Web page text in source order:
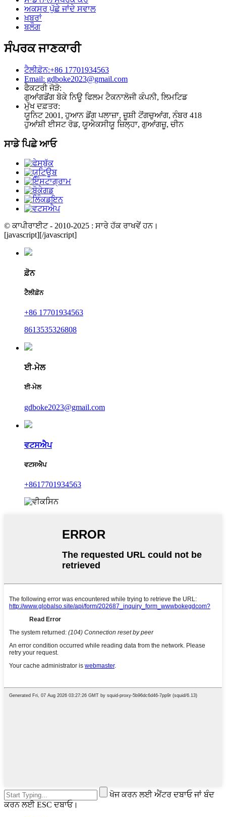
ਅਕਸਰ ਪੁੱਛੇ ਜਾਂਦੇ ਸਵਾਲ
ਖ਼ਬਰਾਂ
ਬਲੌਗ
ਸੰਪਰਕ ਜਾਣਕਾਰੀ
ਟੈਲੀਫ਼ੋਨ:+86 17701934563
Email: gdboke2023@gmail.com
ਫੈਕਟਰੀ ਜੋੜੋ:
ਗੁਆਂਗਡੋਂਗ ਬੋਕੇ ਨਿਊ ਫਿਲਮ ਟੈਕਨਾਲੋਜੀ ਕੰਪਨੀ, ਲਿਮਟਿਡ
ਮੁੱਖ ਦਫ਼ਤਰ:
ਯੂਨਿਟ 2001, ਹੁਆਨ ਡੋਂਗ ਪਲਾਜ਼ਾ, ਜ਼ੂਸ਼ੀ ਟੋਂਗਚੁਆਂਗ, ਨੰਬਰ 418
ਹੁਆਂਸ਼ੀ ਈਸਟ ਰੋਡ, ਯੂਐਕਸੀਯੂ ਜ਼ਿਲ੍ਹਾ, ਗੁਆਂਗਜ਼ੂ, ਚੀਨ
ਸਾਡੇ ਪਿਛੇ ਆਓ
© ਕਾਪੀਰਾਈਟ - 2010-2025 : ਸਾਰੇ ਹੱਕ ਰਾਖਵੇਂ ਹਨ।
[javascript][/javascript]
ਫ਼ੋਨ
ਟੈਲੀਫ਼ੋਨ
+86 17701934563
8613535326808
ਈ-ਮੇਲ
ਈ-ਮੇਲ
gdboke2023@gmail.com
ਵਟਸਐਪ
ਵਟਸਐਪ
+8617701934563
ਖੋਜ ਕਰਨ ਲਈ ਐਂਟਰ ਦਬਾਓ ਜਾਂ ਬੰਦ
ਕਰਨ ਲਈ ESC ਦਬਾਓ।